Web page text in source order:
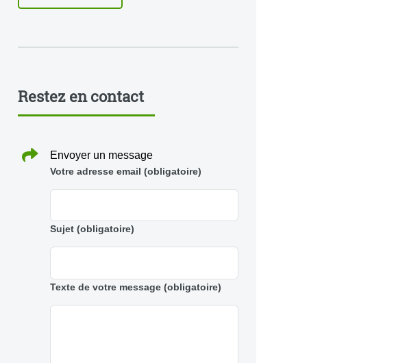
Restez en contact
Envoyer un message
Votre adresse email (obligatoire)
Sujet (obligatoire)
Texte de votre message (obligatoire)